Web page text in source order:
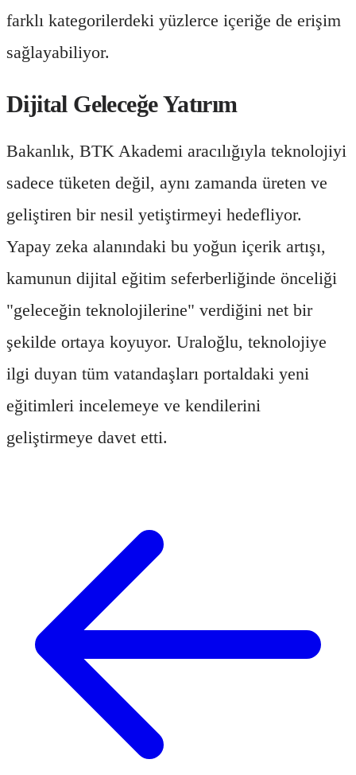
farklı kategorilerdeki yüzlerce içeriğe de erişim
sağlayabiliyor.
Dijital Geleceğe Yatırım
Bakanlık, BTK Akademi aracılığıyla teknolojiyi
sadece tüketen değil, aynı zamanda üreten ve
geliştiren bir nesil yetiştirmeyi hedefliyor.
Yapay zeka alanındaki bu yoğun içerik artışı,
kamunun dijital eğitim seferberliğinde önceliği
"geleceğin teknolojilerine" verdiğini net bir
şekilde ortaya koyuyor. Uraloğlu, teknolojiye
ilgi duyan tüm vatandaşları portaldaki yeni
eğitimleri incelemeye ve kendilerini
geliştirmeye davet etti.